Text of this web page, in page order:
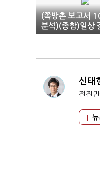
(쪽방촌 보고서
분석)(종합)일상
는 '빈곤·질병·우
신태
전진
뉴